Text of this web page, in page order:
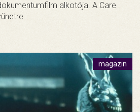
alkotója. A Care
magazin